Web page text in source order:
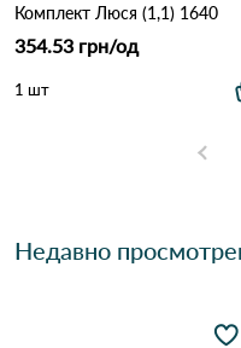
Комплект Люся (1,1) 1640
354.53 грн/од
1 шт
Недавно